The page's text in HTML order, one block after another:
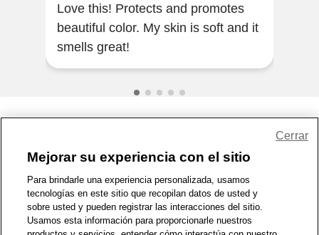
Love this! Protects and promotes
beautiful color. My skin is soft and it
smells great!
1-800-679-9691 | Contáctenos | Términos de Uso | Accesibilidad
Política de Privacidad | WA Privacy Policy | Mapa del sitio
Zona de Bienestar | © 1999 - 2026 CVS.com
Mejorar su experiencia con el sitio
Para brindarle una experiencia personalizada, usamos
tecnologías en este sitio que recopilan datos de usted y
sobre usted y pueden registrar las interacciones del sitio.
Usamos esta información para proporcionarle nuestros
Cerrar